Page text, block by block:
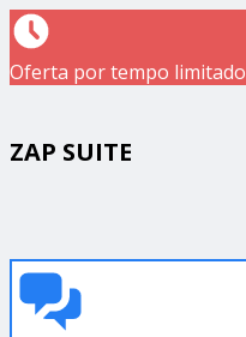
Oferta por tempo limitado
ZAP SUITE